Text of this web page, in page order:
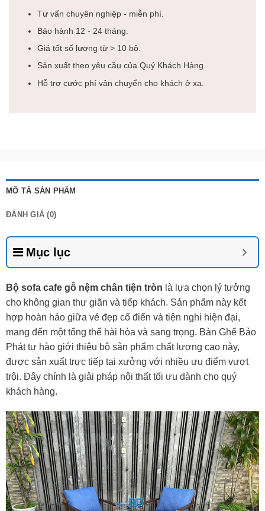
Tư vấn chuyên nghiệp - miễn phí.
Bảo hành 12 - 24 tháng.
Giá tốt số lượng từ > 10 bộ.
Sản xuất theo yêu cầu của Quý Khách Hàng.
Hỗ trợ cước phí vận chuyển cho khách ở xa.
MÔ TẢ SẢN PHẨM
ĐÁNH GIÁ (0)
Mục lục
Bộ sofa cafe gỗ nệm chân tiện tròn là lựa chọn lý tưởng
cho không gian thư giãn và tiếp khách. Sản phẩm này kết
hợp hoàn hảo giữa vẻ đẹp cổ điển và tiện nghi hiện đại,
mang đến một tổng thể hài hòa và sang trọng. Bàn Ghế Bảo
Phát tự hào giới thiệu bộ sản phẩm chất lượng cao này,
được sản xuất trực tiếp tại xưởng với nhiều ưu điểm vượt
trội. Đây chính là giải pháp nội thất tối ưu dành cho quý
khách hàng.